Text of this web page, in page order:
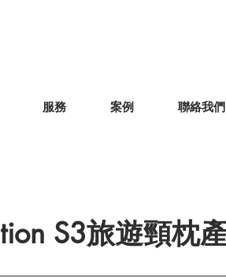
服務 案例 聯絡我們
S3旅遊頸枕